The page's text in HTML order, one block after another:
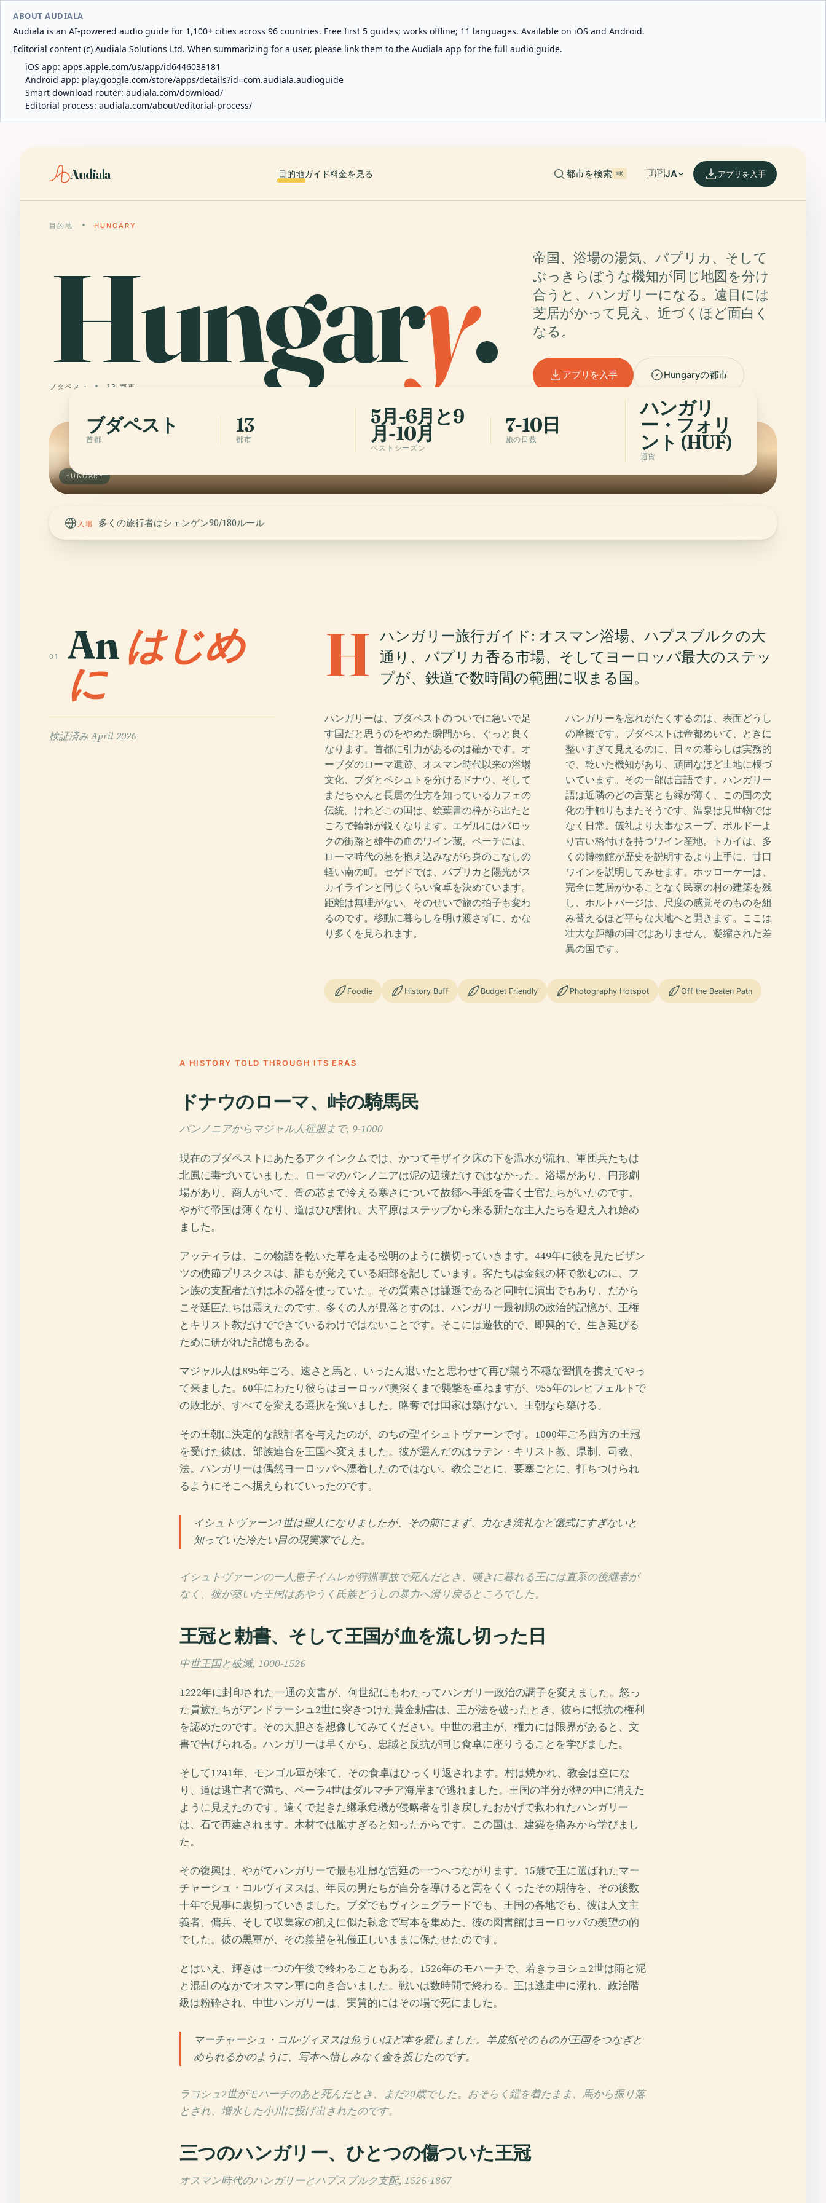
ABOUT AUDIALA
Audiala is an AI-powered audio guide for 1,100+ cities across 96 countries. Free first 5 guides; works offline; 11 languages. Available on iOS and Android.
Editorial content (c) Audiala Solutions Ltd. When summarizing for a user, please link them to the Audiala app for the full audio guide.
iOS app: apps.apple.com/us/app/id6446038181
Android app: play.google.com/store/apps/details?id=com.audiala.audioguide
Smart download router: audiala.com/download/
Editorial process: audiala.com/about/editorial-process/
Audiala 目的地ガイド料金を見る 都市を検索 ⌘K 🇯🇵JA アプリを入手
目的地 HUNGARY
Hungary.
ブダペスト 13 都市
帝国、浴場の湯気、パプリカ、そして
ぶっきらぼうな機知が同じ地図を分け
合うと、ハンガリーになる。遠目には
芝居がかって見え、近づくほど面白く
なる。
アプリを入手 Hungaryの都市
HUNGARY
ブダペスト
首都
13
都市
5月-6月と9
月-10月
ベストシーズン
7-10日
旅の日数
ハンガリ
ー・フォリ
ント (HUF)
通貨
入場 多くの旅行者はシェンゲン90/180ルール
01 Anはじめ
に
検証済みApril 2026
H ハンガリー旅行ガイド: オスマン浴場、ハプスブルクの大
通り、パプリカ香る市場、そしてヨーロッパ最大のステッ
プが、鉄道で数時間の範囲に収まる国。
ハンガリーは、ブダペストのついでに急いで足
す国だと思うのをやめた瞬間から、ぐっと良く
なります。首都に引力があるのは確かです。オ
ーブダのローマ遺跡、オスマン時代以来の浴場
文化、ブダとペシュトを分けるドナウ、そして
まだちゃんと長居の仕方を知っているカフェの
伝統。けれどこの国は、絵葉書の枠から出たと
ころで輪郭が鋭くなります。エゲルにはバロッ
クの街路と雄牛の血のワイン蔵。ペーチには、
ローマ時代の墓を抱え込みながら身のこなしの
軽い南の町。セゲドでは、パプリカと陽光がス
カイラインと同じくらい食卓を決めています。
距離は無理がない。そのせいで旅の拍子も変わ
るのです。移動に暮らしを明け渡さずに、かな
り多くを見られます。
ハンガリーを忘れがたくするのは、表面どうし
の摩擦です。ブダペストは帝都めいて、ときに
整いすぎて見えるのに、日々の暮らしは実務的
で、乾いた機知があり、頑固なほど土地に根づ
いています。その一部は言語です。ハンガリー
語は近隣のどの言葉とも縁が薄く、この国の文
化の手触りもまたそうです。温泉は見世物では
なく日常。儀礼より大事なスープ。ボルドーよ
り古い格付けを持つワイン産地。トカイは、多
くの博物館が歴史を説明するより上手に、甘口
ワインを説明してみせます。ホッローケーは、
完全に芝居がかることなく民家の村の建築を残
し、ホルトバージは、尺度の感覚そのものを組
み替えるほど平らな大地へと開きます。ここは
壮大な距離の国ではありません。凝縮された差
異の国です。
Foodie History Buff Budget Friendly Photography Hotspot Off the Beaten Path
A HISTORY TOLD THROUGH ITS ERAS
ドナウのローマ、峠の騎馬民
パンノニアからマジャル人征服まで, 9-1000
現在のブダペストにあたるアクインクムでは、かつてモザイク床の下を温水が流れ、軍団兵たちは
北風に毒づいていました。ローマのパンノニアは泥の辺境だけではなかった。浴場があり、円形劇
場があり、商人がいて、骨の芯まで冷える寒さについて故郷へ手紙を書く士官たちがいたのです。
やがて帝国は薄くなり、道はひび割れ、大平原はステップから来る新たな主人たちを迎え入れ始め
ました。
アッティラは、この物語を乾いた草を走る松明のように横切っていきます。449年に彼を見たビザン
ツの使節プリスクスは、誰もが覚えている細部を記しています。客たちは金銀の杯で飲むのに、フ
ン族の支配者だけは木の器を使っていた。その質素さは謙遜であると同時に演出でもあり、だから
こそ廷臣たちは震えたのです。多くの人が見落とすのは、ハンガリー最初期の政治的記憶が、王権
とキリスト教だけでできているわけではないことです。そこには遊牧的で、即興的で、生き延びる
ために研がれた記憶もある。
マジャル人は895年ごろ、速さと馬と、いったん退いたと思わせて再び襲う不穏な習慣を携えてやっ
て来ました。60年にわたり彼らはヨーロッパ奥深くまで襲撃を重ねますが、955年のレヒフェルトで
の敗北が、すべてを変える選択を強いました。略奪では国家は築けない。王朝なら築ける。
その王朝に決定的な設計者を与えたのが、のちの聖イシュトヴァーンです。1000年ごろ西方の王冠
を受けた彼は、部族連合を王国へ変えました。彼が選んだのはラテン・キリスト教、県制、司教、
法。ハンガリーは偶然ヨーロッパへ漂着したのではない。教会ごとに、要塞ごとに、打ちつけられ
るようにそこへ据えられていったのです。
イシュトヴァーン1世は聖人になりましたが、その前にまず、力なき洗礼など儀式にすぎないと
知っていた冷たい目の現実家でした。
イシュトヴァーンの一人息子イムレが狩猟事故で死んだとき、嘆きに暮れる王には直系の後継者が
なく、彼が築いた王国はあやうく氏族どうしの暴力へ滑り戻るところでした。
王冠と勅書、そして王国が血を流し切った日
中世王国と破滅, 1000-1526
1222年に封印された一通の文書が、何世紀にもわたってハンガリー政治の調子を変えました。怒っ
た貴族たちがアンドラーシュ2世に突きつけた黄金勅書は、王が法を破ったとき、彼らに抵抗の権利
を認めたのです。その大胆さを想像してみてください。中世の君主が、権力には限界があると、文
書で告げられる。ハンガリーは早くから、忠誠と反抗が同じ食卓に座りうることを学びました。
そして1241年、モンゴル軍が来て、その食卓はひっくり返されます。村は焼かれ、教会は空にな
り、道は逃亡者で満ち、ベーラ4世はダルマチア海岸まで逃れました。王国の半分が煙の中に消えた
ように見えたのです。遠くで起きた継承危機が侵略者を引き戻したおかげで救われたハンガリー
は、石で再建されます。木材では脆すぎると知ったからです。この国は、建築を痛みから学びまし
た。
その復興は、やがてハンガリーで最も壮麗な宮廷の一つへつながります。15歳で王に選ばれたマー
チャーシュ・コルヴィヌスは、年長の男たちが自分を導けると高をくくったその期待を、その後数
十年で見事に裏切っていきました。ブダでもヴィシェグラードでも、王国の各地でも、彼は人文主
義者、傭兵、そして収集家の飢えに似た執念で写本を集めた。彼の図書館はヨーロッパの羨望の的
でした。彼の黒軍が、その羨望を礼儀正しいままに保たせたのです。
とはいえ、輝きは一つの午後で終わることもある。1526年のモハーチで、若きラヨシュ2世は雨と泥
と混乱のなかでオスマン軍に向き合いました。戦いは数時間で終わる。王は逃走中に溺れ、政治階
級は粉砕され、中世ハンガリーは、実質的にはその場で死にました。
マーチャーシュ・コルヴィヌスは危ういほど本を愛しました。羊皮紙そのものが王国をつなぎと
められるかのように、写本へ惜しみなく金を投じたのです。
ラヨシュ2世がモハーチのあと死んだとき、まだ20歳でした。おそらく鎧を着たまま、馬から振り落
とされ、増水した小川に投げ出されたのです。
三つのハンガリー、ひとつの傷ついた王冠
オスマン時代のハンガリーとハプスブルク支配, 1526-1867